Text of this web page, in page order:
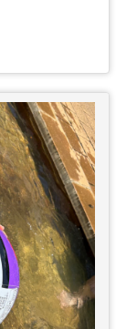
7 水分補給
びましょう
を脱がし、
分や水分を